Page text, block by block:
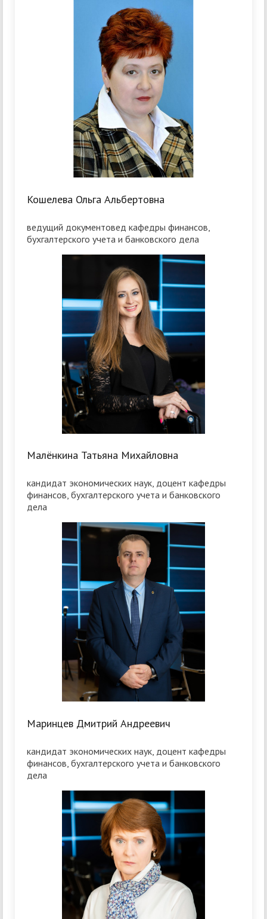
Кошелева Ольга Альбертовна
ведущий документовед кафедры финансов,
бухгалтерского учета и банковского дела
Малёнкина Татьяна Михайловна
кандидат экономических наук, доцент кафедры
финансов, бухгалтерского учета и банковского
дела
Маринцев Дмитрий Андреевич
кандидат экономических наук, доцент кафедры
финансов, бухгалтерского учета и банковского
дела